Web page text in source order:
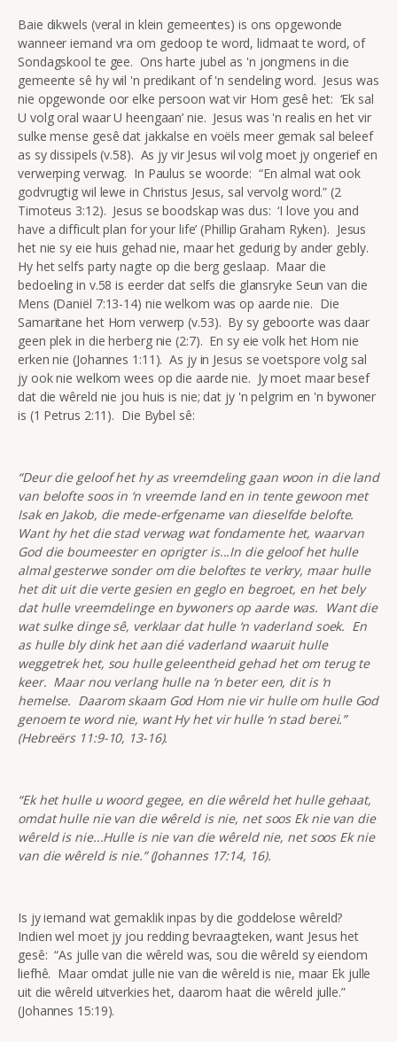
Baie dikwels (veral in klein gemeentes) is ons opgewonde
wanneer iemand vra om gedoop te word, lidmaat te word, of
Sondagskool te gee. Ons harte jubel as 'n jongmens in die
gemeente sê hy wil 'n predikant of 'n sendeling word. Jesus was
nie opgewonde oor elke persoon wat vir Hom gesê het: ‘Ek sal
U volg oral waar U heengaan’ nie. Jesus was 'n realis en het vir
sulke mense gesê dat jakkalse en voëls meer gemak sal beleef
as sy dissipels (v.58). As jy vir Jesus wil volg moet jy ongerief en
verwerping verwag. In Paulus se woorde: “En almal wat ook
godvrugtig wil lewe in Christus Jesus, sal vervolg word.” (2
Timoteus 3:12). Jesus se boodskap was dus: ‘I love you and
have a difficult plan for your life’ (Phillip Graham Ryken). Jesus
het nie sy eie huis gehad nie, maar het gedurig by ander gebly.
Hy het selfs party nagte op die berg geslaap. Maar die
bedoeling in v.58 is eerder dat selfs die glansryke Seun van die
Mens (Daniël 7:13-14) nie welkom was op aarde nie. Die
Samaritane het Hom verwerp (v.53). By sy geboorte was daar
geen plek in die herberg nie (2:7). En sy eie volk het Hom nie
erken nie (Johannes 1:11). As jy in Jesus se voetspore volg sal
jy ook nie welkom wees op die aarde nie. Jy moet maar besef
dat die wêreld nie jou huis is nie; dat jy 'n pelgrim en 'n bywoner
is (1 Petrus 2:11). Die Bybel sê:
“Deur die geloof het hy as vreemdeling gaan woon in die land
van belofte soos in ‘n vreemde land en in tente gewoon met
Isak en Jakob, die mede-erfgename van dieselfde belofte.
Want hy het die stad verwag wat fondamente het, waarvan
God die boumeester en oprigter is...In die geloof het hulle
almal gesterwe sonder om die beloftes te verkry, maar hulle
het dit uit die verte gesien en geglo en begroet, en het bely
dat hulle vreemdelinge en bywoners op aarde was. Want die
wat sulke dinge sê, verklaar dat hulle ‘n vaderland soek. En
as hulle bly dink het aan dié vaderland waaruit hulle
weggetrek het, sou hulle geleentheid gehad het om terug te
keer. Maar nou verlang hulle na ‘n beter een, dit is ‘n
hemelse. Daarom skaam God Hom nie vir hulle om hulle God
genoem te word nie, want Hy het vir hulle ‘n stad berei.”
(Hebreërs 11:9-10, 13-16).
“Ek het hulle u woord gegee, en die wêreld het hulle gehaat,
omdat hulle nie van die wêreld is nie, net soos Ek nie van die
wêreld is nie...Hulle is nie van die wêreld nie, net soos Ek nie
van die wêreld is nie.” (Johannes 17:14, 16).
Is jy iemand wat gemaklik inpas by die goddelose wêreld?
Indien wel moet jy jou redding bevraagteken, want Jesus het
gesê: “As julle van die wêreld was, sou die wêreld sy eiendom
liefhê. Maar omdat julle nie van die wêreld is nie, maar Ek julle
uit die wêreld uitverkies het, daarom haat die wêreld julle.”
(Johannes 15:19).